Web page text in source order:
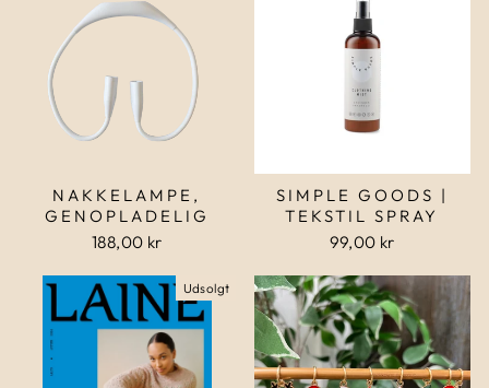
NAKKELAMPE,
GENOPLADELIG
188,00 kr
SIMPLE GOODS |
TEKSTIL SPRAY
99,00 kr
Udsolgt